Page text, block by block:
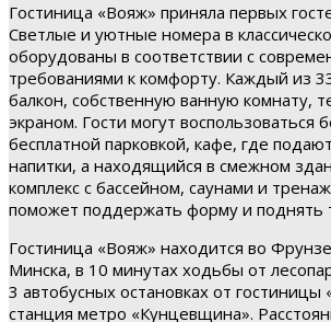
Гостиница «Вояж» приняла первых
Светлые и уютные номера в
оборудованы в соответствии с
требованиями к комфорту. Каждый из
балкон, собственную ванную комнату,
экраном. Гости могут воспользоваться
бесплатной парковкой, кафе, где
напитки, а находящийся в смежном
комплекс с бассейном, саунами и
поможет поддержать форму и поднять
Гостиница «Вояж» находится во
Минска, в 10 минутах ходьбы от
3 автобусных остановках от гостиницы
станция метро «Кунцевщина».